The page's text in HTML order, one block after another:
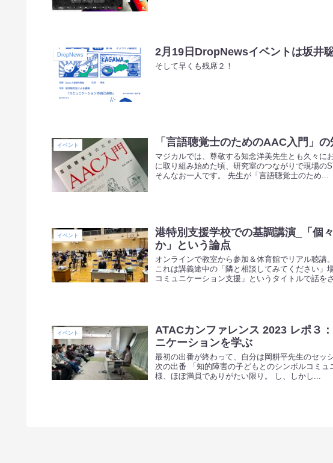
DropNews 2月19日DropNewsイベントは坂井
そして早くも残席２！
イベント 「言語聴覚士のためのAAC入門」
マジカルでは、尊敬する知念洋美先生とも久々に
に取り組み始めた頃、研究室のつながりで現場の
そんなお一人です。 先生が「言語聴覚士のため...
イベント
港特別支援学校での基調講演_「個
か」という論点
オンラインで教室から参加＆体育館でリアル聴講
これは講義途中の「隣と相談してみてください
コミュニケーション支援」というタイトルで話をさ
イベント
ATACカンファレンス 2023 レポ３
ニケーションを学ぶ
最初の出番が終わって、自分は岡耕平先生のセッ
次の出番 「知的障害の子どもとのシンボルコミ
様、ほぼ満員でありがたい限り。 し、しかし...